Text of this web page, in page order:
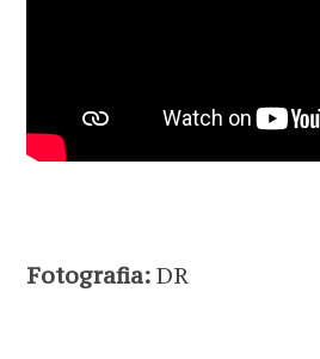
Fotografia: DR